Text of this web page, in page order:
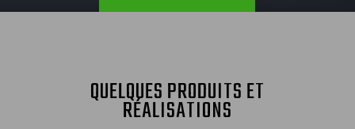
QUELQUES PRODUITS ET
RÉALISATIONS